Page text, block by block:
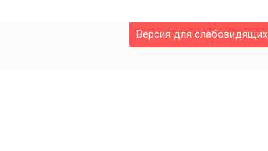
Версия для слабовидящих